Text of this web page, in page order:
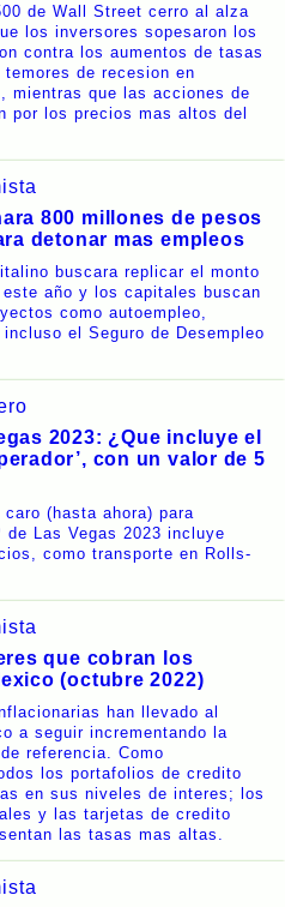
de Wall Street cerro al alza
los inversores sopesaron los
contra los aumentos de tasas
de recesion en
mientras que las acciones de
por los precios mas altos del
800 millones de pesos
detonar mas empleos
buscara replicar el monto
año y los capitales buscan
como autoempleo,
el Seguro de Desempleo
2023: ¿Que incluye el
con un valor de 5
(hasta ahora) para
de Las Vegas 2023 incluye
como transporte en Rolls-
que cobran los
(octubre 2022)
han llevado al
a seguir incrementando la
referencia. Como
los portafolios de credito
en sus niveles de interes; los
y las tarjetas de credito
las tasas mas altas.